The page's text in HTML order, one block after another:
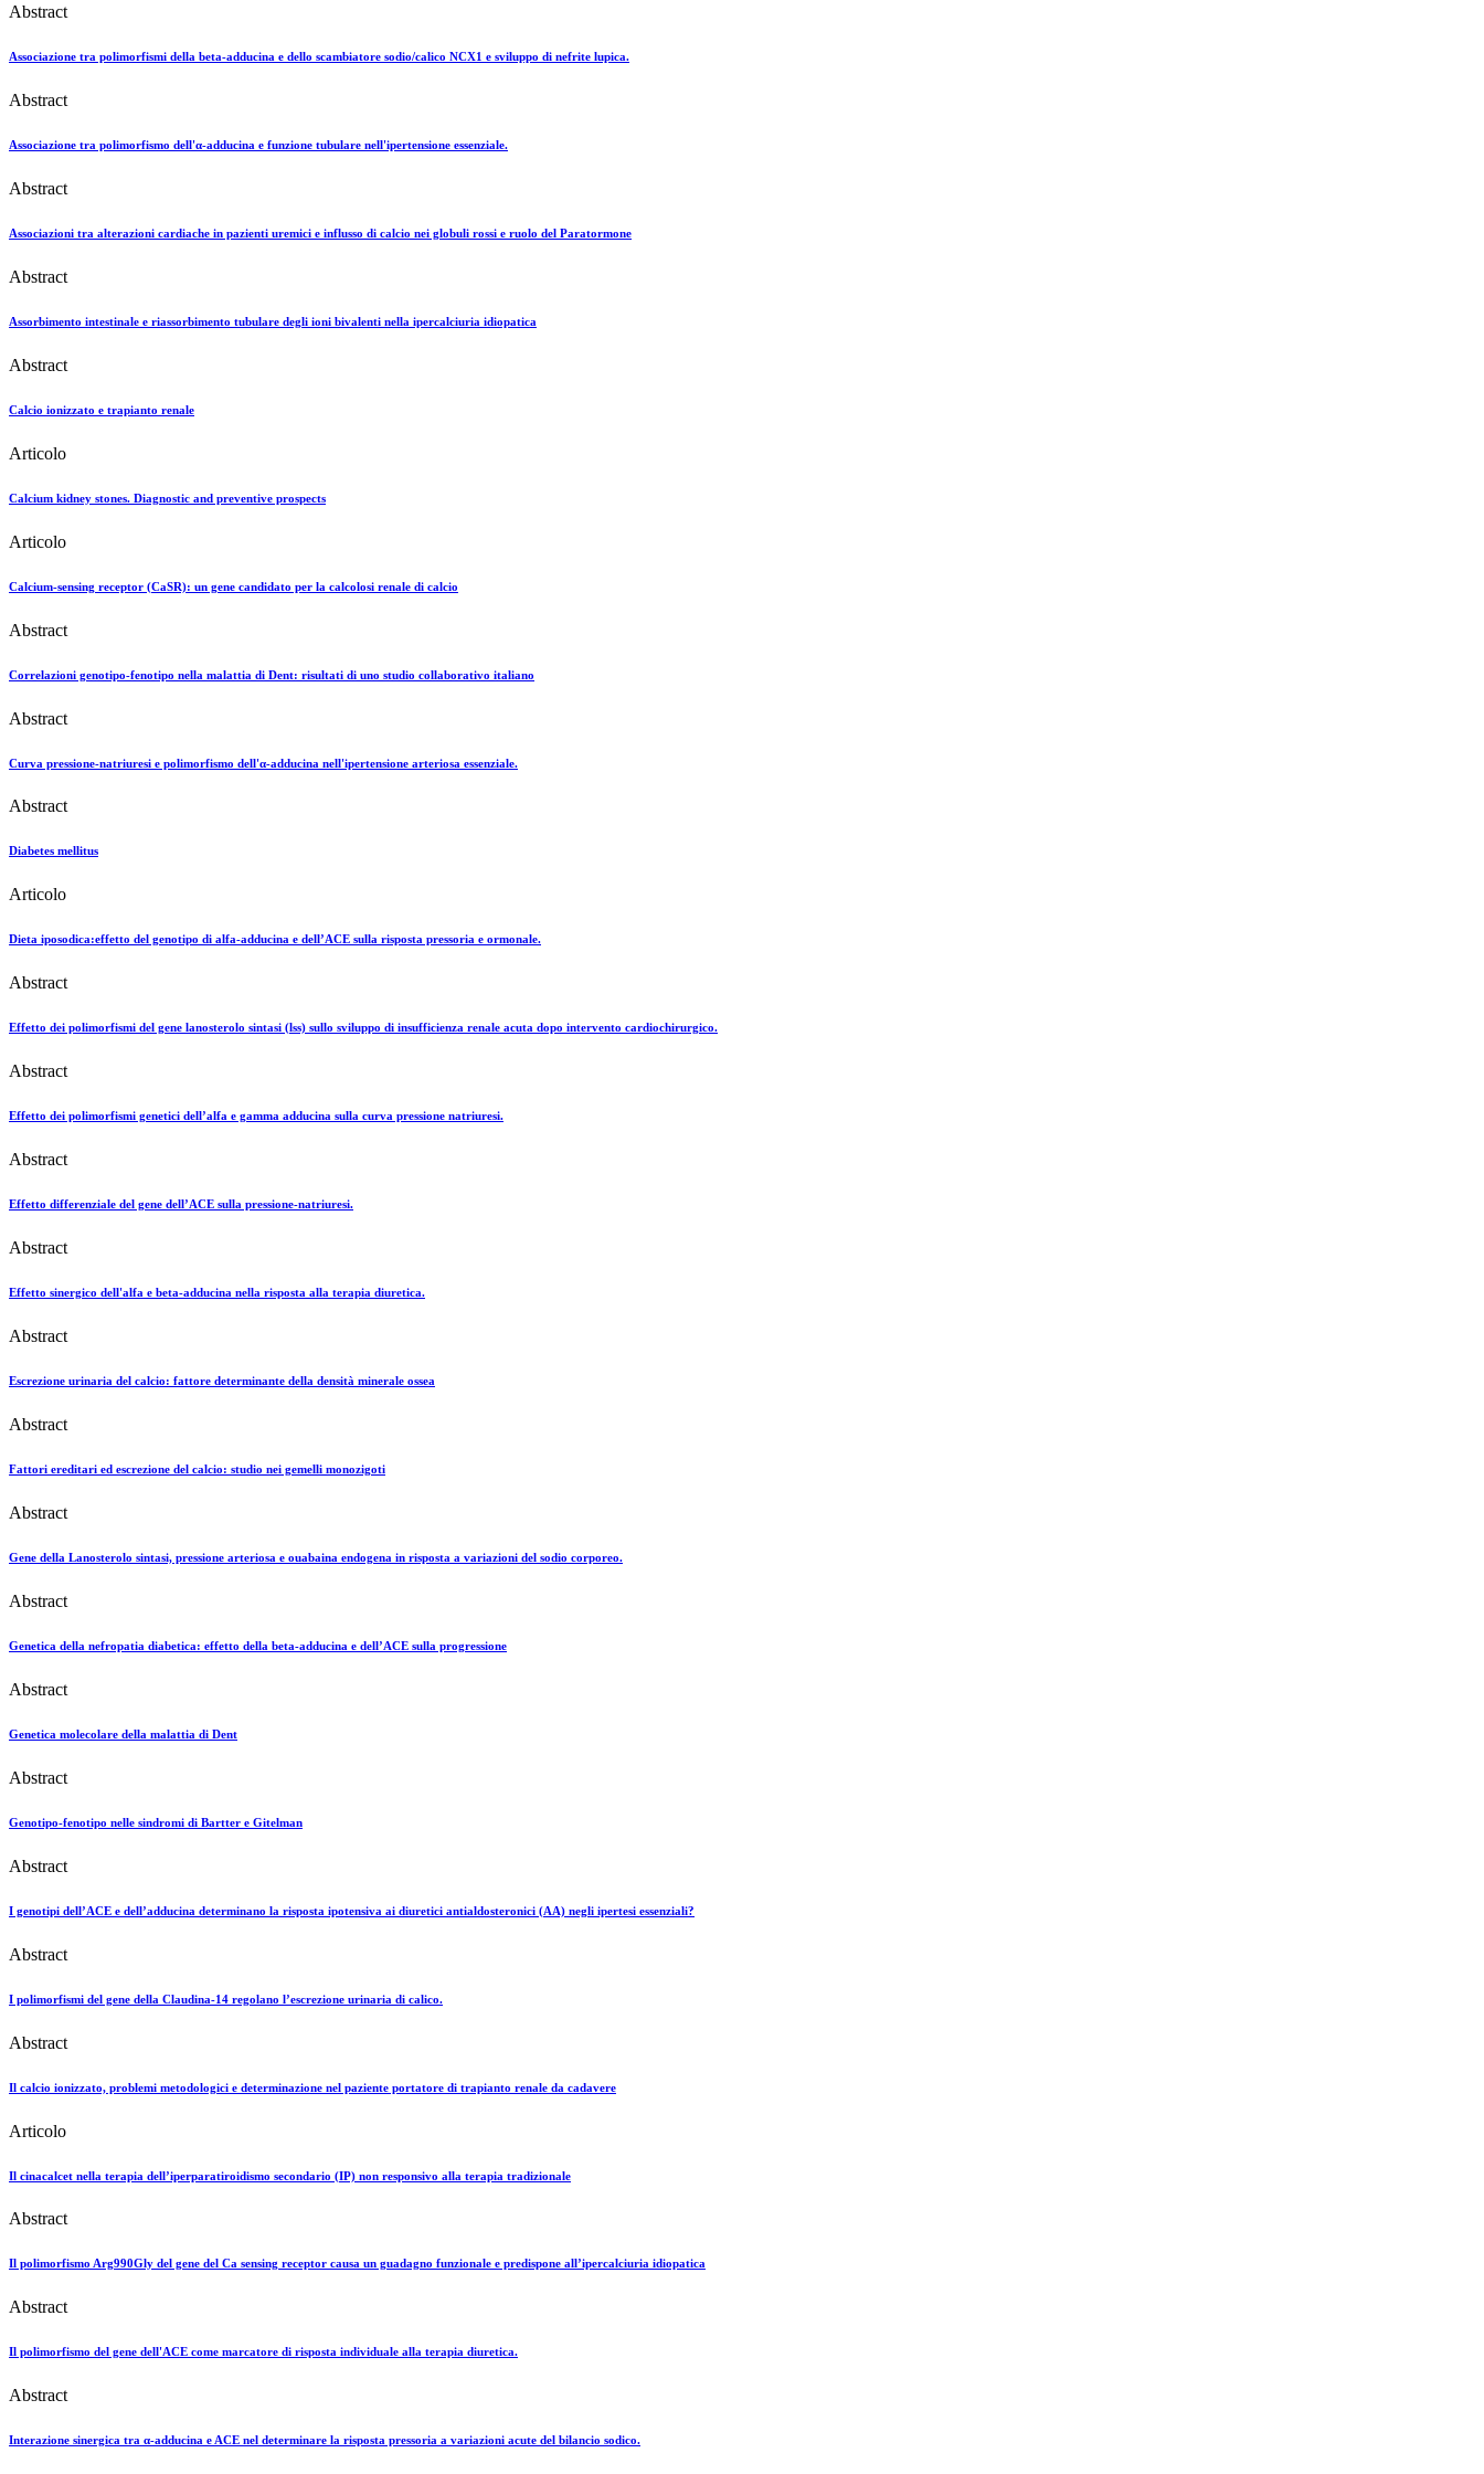
Abstract
Associazione tra polimorfismi della beta-adducina e dello scambiatore sodio/calico NCX1 e sviluppo di nefrite lupica.
Abstract
Associazione tra polimorfismo dell'α-adducina e funzione tubulare nell'ipertensione essenziale.
Abstract
Associazioni tra alterazioni cardiache in pazienti uremici e influsso di calcio nei globuli rossi e ruolo del Paratormone
Abstract
Assorbimento intestinale e riassorbimento tubulare degli ioni bivalenti nella ipercalciuria idiopatica
Abstract
Calcio ionizzato e trapianto renale
Articolo
Calcium kidney stones. Diagnostic and preventive prospects
Articolo
Calcium-sensing receptor (CaSR): un gene candidato per la calcolosi renale di calcio
Abstract
Correlazioni genotipo-fenotipo nella malattia di Dent: risultati di uno studio collaborativo italiano
Abstract
Curva pressione-natriuresi e polimorfismo dell'α-adducina nell'ipertensione arteriosa essenziale.
Abstract
Diabetes mellitus
Articolo
Dieta iposodica:effetto del genotipo di alfa-adducina e dell’ACE sulla risposta pressoria e ormonale.
Abstract
Effetto dei polimorfismi del gene lanosterolo sintasi (lss) sullo sviluppo di insufficienza renale acuta dopo intervento cardiochirurgico.
Abstract
Effetto dei polimorfismi genetici dell’alfa e gamma adducina sulla curva pressione natriuresi.
Abstract
Effetto differenziale del gene dell’ACE sulla pressione-natriuresi.
Abstract
Effetto sinergico dell'alfa e beta-adducina nella risposta alla terapia diuretica.
Abstract
Escrezione urinaria del calcio: fattore determinante della densità minerale ossea
Abstract
Fattori ereditari ed escrezione del calcio: studio nei gemelli monozigoti
Abstract
Gene della Lanosterolo sintasi, pressione arteriosa e ouabaina endogena in risposta a variazioni del sodio corporeo.
Abstract
Genetica della nefropatia diabetica: effetto della beta-adducina e dell’ACE sulla progressione
Abstract
Genetica molecolare della malattia di Dent
Abstract
Genotipo-fenotipo nelle sindromi di Bartter e Gitelman
Abstract
I genotipi dell’ACE e dell’adducina determinano la risposta ipotensiva ai diuretici antialdosteronici (AA) negli ipertesi essenziali?
Abstract
I polimorfismi del gene della Claudina-14 regolano l’escrezione urinaria di calico.
Abstract
Il calcio ionizzato, problemi metodologici e determinazione nel paziente portatore di trapianto renale da cadavere
Articolo
Il cinacalcet nella terapia dell’iperparatiroidismo secondario (IP) non responsivo alla terapia tradizionale
Abstract
Il polimorfismo Arg990Gly del gene del Ca sensing receptor causa un guadagno funzionale e predispone all’ipercalciuria idiopatica
Abstract
Il polimorfismo del gene dell'ACE come marcatore di risposta individuale alla terapia diuretica.
Abstract
Interazione sinergica tra α-adducina e ACE nel determinare la risposta pressoria a variazioni acute del bilancio sodico.